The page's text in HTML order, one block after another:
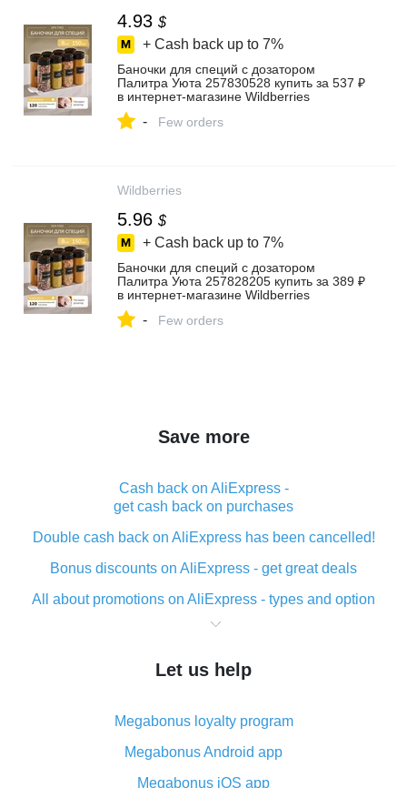
4.93 $
+ Cash back up to 7%
Баночки для специй с дозатором
Палитра Уюта 257830528 купить за 537 ₽
в интернет‑магазине Wildberries
- Few orders
Wildberries
5.96 $
+ Cash back up to 7%
Баночки для специй с дозатором
Палитра Уюта 257828205 купить за 389 ₽
в интернет‑магазине Wildberries
- Few orders
Save more
Cash back on AliExpress -
get cash back on purchases
Double cash back on AliExpress has been cancelled!
Bonus discounts on AliExpress - get great deals
All about promotions on AliExpress - types and option
What is cash back when making purchases on
The best place to download cash back for AliExpress
What is the AliExpress cash back plugin and what are
its advantages
Cash back from the AliExpress mobile app -
Let us help
Megabonus loyalty program
Megabonus Android app
Megabonus iOS app